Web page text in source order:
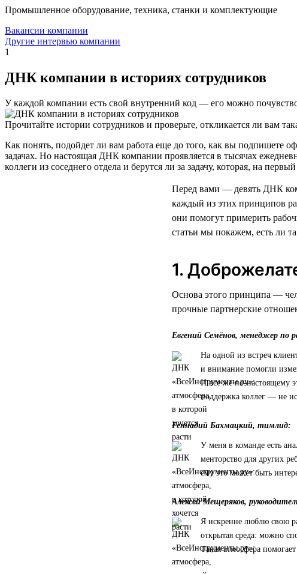
Промышленное оборудование, техника, станки и комплектующие
Вакансии компании
Другие интервью компании
1
ДНК компании в историях сотрудников
У каждой компании есть свой внутренний код — его можно
Прочитайте истории сотрудников и проверьте, откликается ли вам
Как понять, подойдет ли вам работа еще до того, как вы подпишете
задачах. Но настоящая ДНК компании проявляется в тысячах
коллеги из соседнего отдела и берутся ли за задачу, которая, на
Перед вами — девять ДНК
каждый из этих принципов
они помогут примерить
статьи мы покажем, есть ли
1.
Основа этого принципа —
прочные партнерские
Евгений Семёнов, менеджер по
На одной из встреч
и внимание помогли
И все же по-настоящему
поддержка коллег — не
Геннадий Бахмацкий, тимлид:
У меня в команде есть
менторство для других
ему это может быть
Алексей Мещеряков,
Я искренне люблю свою
открытая среда: можно
Такая атмосфера